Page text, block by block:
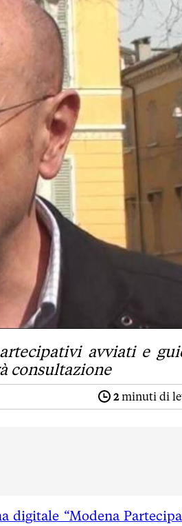
avviati e
consultazione
2minuti di
digitale “Modena